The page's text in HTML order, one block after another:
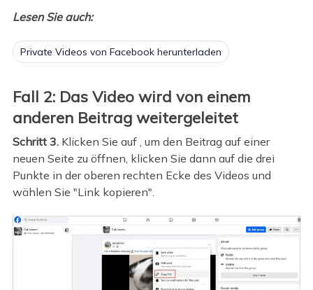
Lesen Sie auch:
Private Videos von Facebook herunterladen
Fall 2: Das Video wird von einem
anderen Beitrag weitergeleitet
Schritt 3.Klicken Sie auf , um den Beitrag auf einer
neuen Seite zu öffnen, klicken Sie dann auf die drei
Punkte in der oberen rechten Ecke des Videos und
wählen Sie "Link kopieren".